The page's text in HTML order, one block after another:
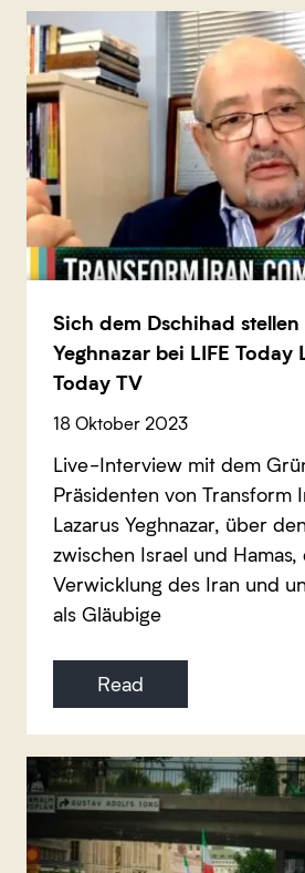
Sich dem Dschihad
Yeghnazar bei LIFE Today
Today TV
18 Oktober 2023
Live-Interview mit dem
Präsidenten von Transform
Lazarus Yeghnazar, über
zwischen Israel und Hamas,
Verwicklung des Iran und
als Gläubige
Read